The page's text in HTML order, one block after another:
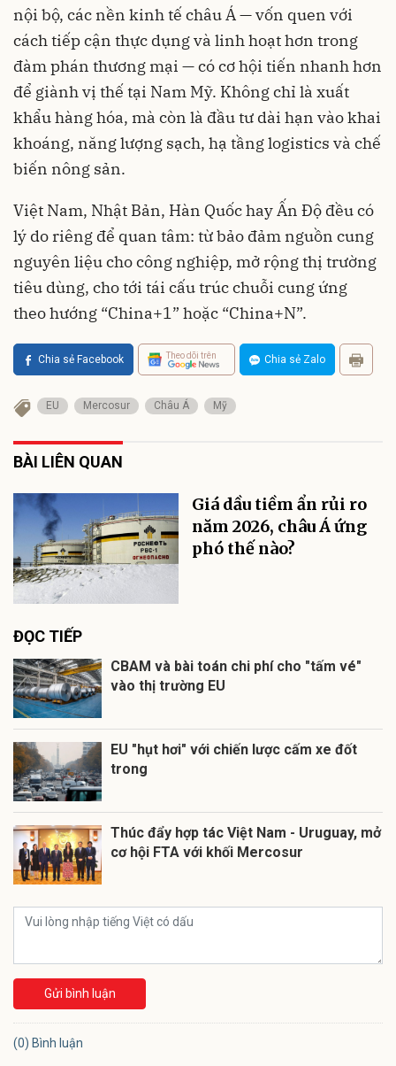
nội bộ, các nền kinh tế châu Á — vốn quen với
cách tiếp cận thực dụng và linh hoạt hơn trong
đàm phán thương mại — có cơ hội tiến nhanh hơn
để giành vị thế tại Nam Mỹ. Không chỉ là xuất
khẩu hàng hóa, mà còn là đầu tư dài hạn vào khai
khoáng, năng lượng sạch, hạ tầng logistics và chế
biến nông sản.
Việt Nam, Nhật Bản, Hàn Quốc hay Ấn Độ đều có
lý do riêng để quan tâm: từ bảo đảm nguồn cung
nguyên liệu cho công nghiệp, mở rộng thị trường
tiêu dùng, cho tới tái cấu trúc chuỗi cung ứng
theo hướng “China+1” hoặc “China+N”.
Chia sẻ Facebook Theo dõi trên Chia sẻ Zalo
EU Mercosur Châu Á Mỹ
BÀI LIÊN QUAN
Giá dầu tiềm ẩn rủi ro
năm 2026, châu Á ứng
phó thế nào?
ĐỌC TIẾP
CBAM và bài toán chi phí cho "tấm vé"
vào thị trường EU
EU "hụt hơi" với chiến lược cấm xe đốt
trong
Thúc đẩy hợp tác Việt Nam - Uruguay, mở
cơ hội FTA với khối Mercosur
Gửi bình luận
(0) Bình luận